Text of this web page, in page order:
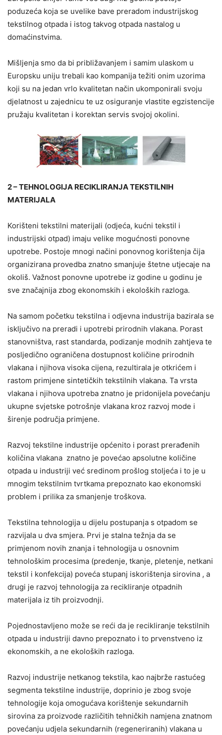
poduzeća koja se uvelike bave preradom industrijskog
tekstilnog otpada i istog takvog otpada nastalog u
domaćinstvima.
Mišljenja smo da bi približavanjem i samim ulaskom u
Europsku uniju trebali kao kompanija težiti onim uzorima
koji su na jedan vrlo kvalitetan način ukomponirali svoju
djelatnost u zajednicu te uz osiguranje vlastite egzistencije
pružaju kvalitetan i korektan servis svojoj okolini.
2 – TEHNOLOGIJA RECIKLIRANJA TEKSTILNIH
MATERIJALA
Korišteni tekstilni materijali (odjeća, kućni tekstil i
industrijski otpad) imaju velike mogućnosti ponovne
upotrebe. Postoje mnogi načini ponovnog korištenja čija
organizirana provedba znatno smanjuje štetne utjecaje na
okoliš. Važnost ponovne upotrebe iz godine u godinu je
sve značajnija zbog ekonomskih i ekoloških razloga.
Na samom početku tekstilna i odjevna industrija bazirala se
isključivo na preradi i upotrebi prirodnih vlakana. Porast
stanovništva, rast standarda, podizanje modnih zahtjeva te
posljedično ograničena dostupnost količine prirodnih
vlakana i njihova visoka cijena, rezultirala je otkrićem i
rastom primjene sintetičkih tekstilnih vlakana. Ta vrsta
vlakana i njihova upotreba znatno je pridonijela povećanju
ukupne svjetske potrošnje vlakana kroz razvoj mode i
širenje područja primjene.
Razvoj tekstilne industrije općenito i porast prerađenih
količina vlakana znatno je povećao apsolutne količine
otpada u industriji već sredinom prošlog stoljeća i to je u
mnogim tekstilnim tvrtkama prepoznato kao ekonomski
problem i prilika za smanjenje troškova.
Tekstilna tehnologija u dijelu postupanja s otpadom se
razvijala u dva smjera. Prvi je stalna težnja da se
primjenom novih znanja i tehnologija u osnovnim
tehnološkim procesima (predenje, tkanje, pletenje, netkani
tekstil i konfekcija) poveća stupanj iskorištenja sirovina , a
drugi je razvoj tehnologija za recikliranje otpadnih
materijala iz tih proizvodnji.
Pojednostavljeno može se reći da je recikliranje tekstilnih
otpada u industriji davno prepoznato i to prvenstveno iz
ekonomskih, a ne ekoloških razloga.
Razvoj industrije netkanog tekstila, kao najbrže rastućeg
segmenta tekstilne industrije, doprinio je zbog svoje
tehnologije koja omogućava korištenje sekundarnih
sirovina za proizvode različitih tehničkih namjena znatnom
povećanju udjela sekundarnih (regeneriranih) vlakana u